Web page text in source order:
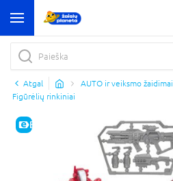
Atgal AUTO ir veiksmo žaidimai
Figūrėlių rinkiniai
E-KAINA